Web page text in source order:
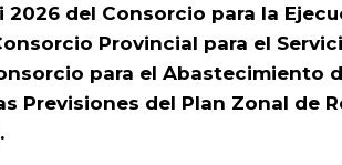
del Consorcio para la
Provincial para el
para el Abastecimiento
Previsiones del Plan Zonal de